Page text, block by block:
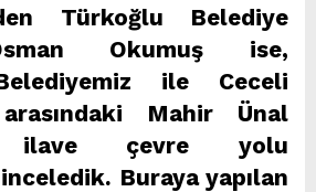
Türkoğlu Belediye
Okumuş ise,
ile Ceceli
Mahir Ünal
ilave çevre yolu
inceledik. Buraya yapılan